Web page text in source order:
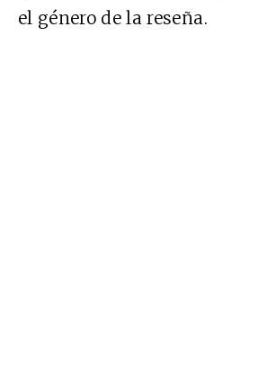
el género de la reseña.